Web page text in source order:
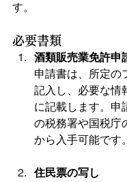
す。
必要書類
酒類販売業免許申
申請書は、所定の
記入し、必要な情
に記載します。申
の税務署や国税庁
から入手可能です。
住民票の写し